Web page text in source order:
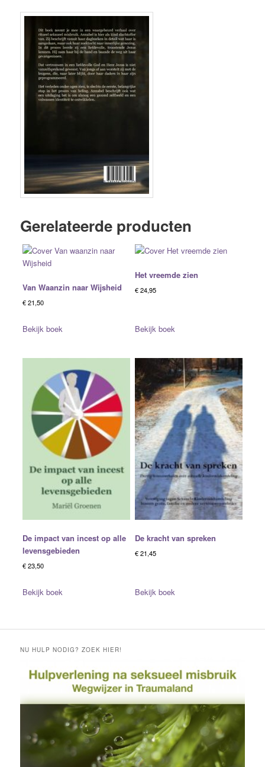
Gerelateerde producten
Van Waanzin naar Wijsheid
€21,50
Bekijk boek
Het vreemde zien
€24,95
Bekijk boek
De impact van incest op alle
levensgebieden
€23,50
Bekijk boek
De kracht van spreken
€21,45
Bekijk boek
NU HULP NODIG? ZOEK HIER!